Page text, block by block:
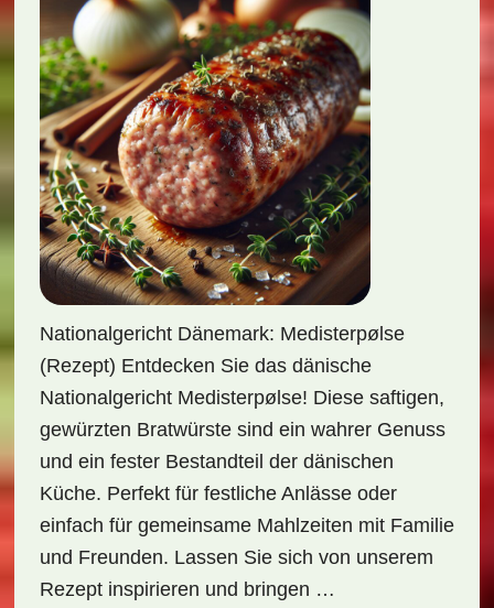
Nationalgericht Dänemark: Medisterpølse
(Rezept) Entdecken Sie das dänische
Nationalgericht Medisterpølse! Diese saftigen,
gewürzten Bratwürste sind ein wahrer Genuss
und ein fester Bestandteil der dänischen
Küche. Perfekt für festliche Anlässe oder
einfach für gemeinsame Mahlzeiten mit Familie
und Freunden. Lassen Sie sich von unserem
Rezept inspirieren und bringen …